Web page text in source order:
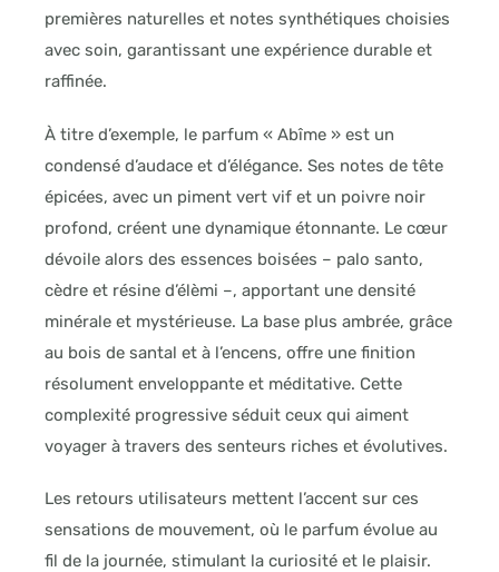
premières naturelles et notes synthétiques choisies
avec soin, garantissant une expérience durable et
raffinée.
À titre d’exemple, le parfum « Abîme » est un
condensé d’audace et d’élégance. Ses notes de tête
épicées, avec un piment vert vif et un poivre noir
profond, créent une dynamique étonnante. Le cœur
dévoile alors des essences boisées – palo santo,
cèdre et résine d’élèmi –, apportant une densité
minérale et mystérieuse. La base plus ambrée, grâce
au bois de santal et à l’encens, offre une finition
résolument enveloppante et méditative. Cette
complexité progressive séduit ceux qui aiment
voyager à travers des senteurs riches et évolutives.
Les retours utilisateurs mettent l’accent sur ces
sensations de mouvement, où le parfum évolue au
fil de la journée, stimulant la curiosité et le plaisir.